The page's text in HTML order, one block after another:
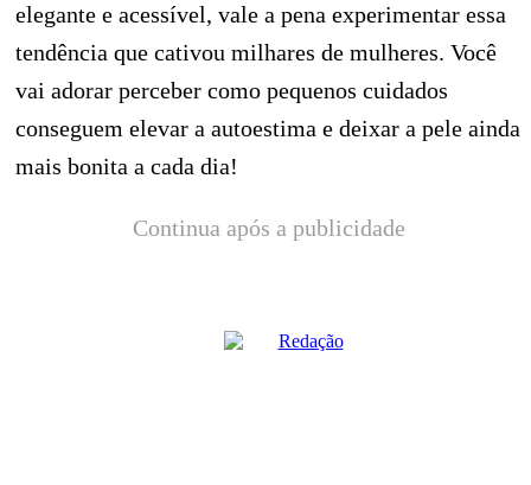
elegante e acessível, vale a pena experimentar essa
tendência que cativou milhares de mulheres. Você
vai adorar perceber como pequenos cuidados
conseguem elevar a autoestima e deixar a pele ainda
mais bonita a cada dia!
Continua após a publicidade